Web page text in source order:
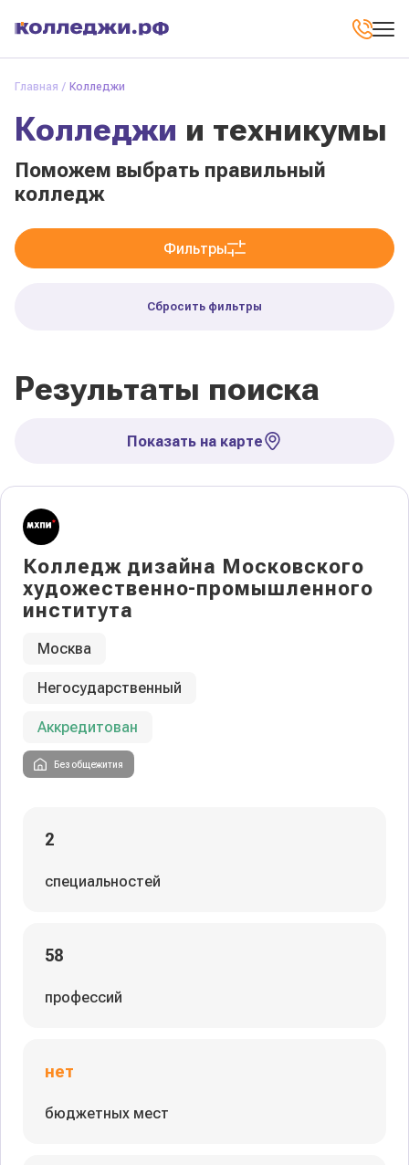
Главная Колледжи
Колледжи и техникумы
Поможем выбрать правильный
колледж
Фильтры
Сбросить фильтры
Результаты поиска
Показать на карте
Колледж дизайна Московского
художественно-промышленного
института
Москва
Негосударственный
Аккредитован
Без общежития
2
специальностей
58
профессий
нет
бюджетных мест